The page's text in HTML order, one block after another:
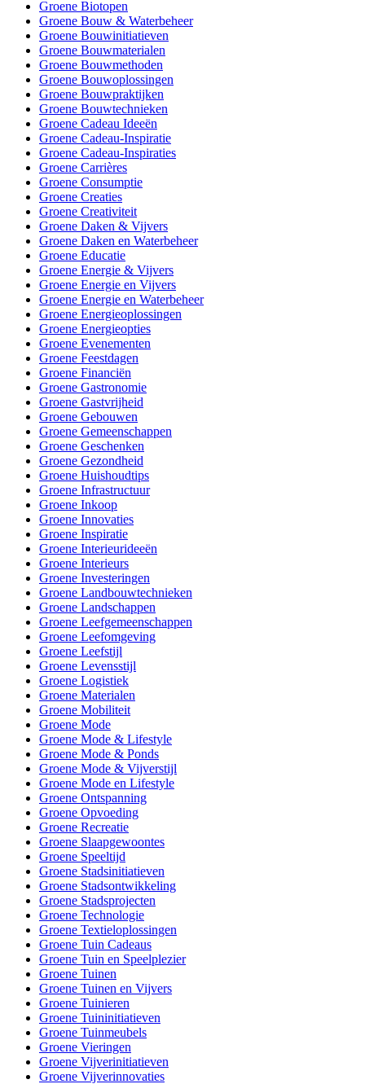
Groene Biotopen
Groene Bouw & Waterbeheer
Groene Bouwinitiatieven
Groene Bouwmaterialen
Groene Bouwmethoden
Groene Bouwoplossingen
Groene Bouwpraktijken
Groene Bouwtechnieken
Groene Cadeau Ideeën
Groene Cadeau-Inspiratie
Groene Cadeau-Inspiraties
Groene Carrières
Groene Consumptie
Groene Creaties
Groene Creativiteit
Groene Daken & Vijvers
Groene Daken en Waterbeheer
Groene Educatie
Groene Energie & Vijvers
Groene Energie en Vijvers
Groene Energie en Waterbeheer
Groene Energieoplossingen
Groene Energieopties
Groene Evenementen
Groene Feestdagen
Groene Financiën
Groene Gastronomie
Groene Gastvrijheid
Groene Gebouwen
Groene Gemeenschappen
Groene Geschenken
Groene Gezondheid
Groene Huishoudtips
Groene Infrastructuur
Groene Inkoop
Groene Innovaties
Groene Inspiratie
Groene Interieurideeën
Groene Interieurs
Groene Investeringen
Groene Landbouwtechnieken
Groene Landschappen
Groene Leefgemeenschappen
Groene Leefomgeving
Groene Leefstijl
Groene Levensstijl
Groene Logistiek
Groene Materialen
Groene Mobiliteit
Groene Mode
Groene Mode & Lifestyle
Groene Mode & Ponds
Groene Mode & Vijverstijl
Groene Mode en Lifestyle
Groene Ontspanning
Groene Opvoeding
Groene Recreatie
Groene Slaapgewoontes
Groene Speeltijd
Groene Stadsinitiatieven
Groene Stadsontwikkeling
Groene Stadsprojecten
Groene Technologie
Groene Textieloplossingen
Groene Tuin Cadeaus
Groene Tuin en Speelplezier
Groene Tuinen
Groene Tuinen en Vijvers
Groene Tuinieren
Groene Tuininitiatieven
Groene Tuinmeubels
Groene Vieringen
Groene Vijverinitiatieven
Groene Vijverinnovaties